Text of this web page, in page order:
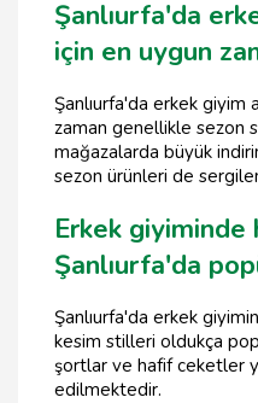
Şanlıurfa'da
için en uygun
Şanlıurfa'da erkek giyim
zaman genellikle sezon
mağazalarda büyük
sezon ürünleri de
Erkek
Şanlıurfa'da
Şanlıurfa'da erkek
kesim stilleri oldukça
şortlar ve hafif ceketler
edilmektedir.